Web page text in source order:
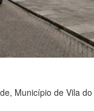
Município de Vila